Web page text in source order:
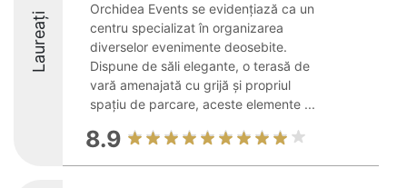
Laureați
Orchidea Events se evidențiază ca un
centru specializat în organizarea
diverselor evenimente deosebite.
Dispune de săli elegante, o terasă de
vară amenajată cu grijă și propriul
spațiu de parcare, aceste elemente ...
8.9